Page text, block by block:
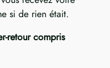
si de rien était.
retour compris